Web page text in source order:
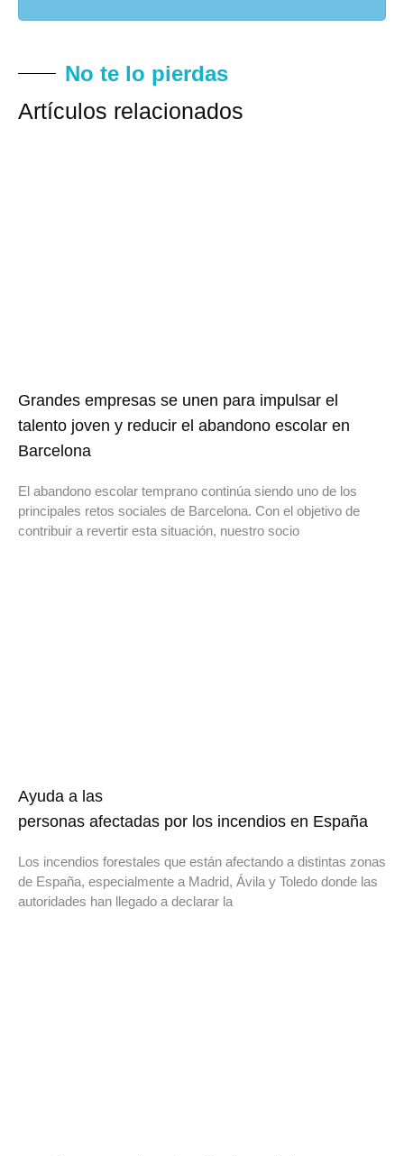
No te lo pierdas
Artículos relacionados
Grandes empresas se unen para impulsar el
talento joven y reducir el abandono escolar en
Barcelona
El abandono escolar temprano continúa siendo uno de los
principales retos sociales de Barcelona. Con el objetivo de
contribuir a revertir esta situación, nuestro socio
Ayuda a las
personas afectadas por los incendios en España
Los incendios forestales que están afectando a distintas zonas
de España, especialmente a Madrid, Ávila y Toledo donde las
autoridades han llegado a declarar la